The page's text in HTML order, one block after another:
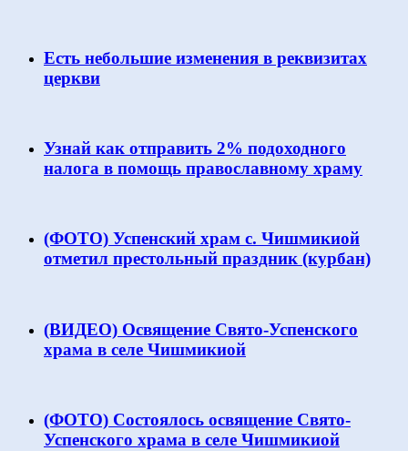
Есть небольшие изменения в реквизитах
церкви
Узнай как отправить 2% подоходного
налога в помощь православному храму
(ФОТО) Успенский храм с. Чишмикиой
отметил престольный праздник (курбан)
(ВИДЕО) Освящение Свято-Успенского
храма в селе Чишмикиой
(ФОТО) Состоялось освящение Свято-
Успенского храма в селе Чишмикиой